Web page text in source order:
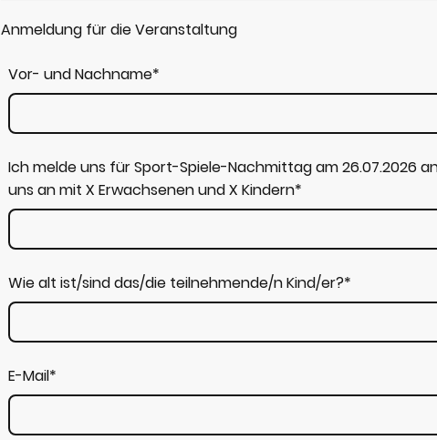
Anmeldung für die Veranstaltung
Vor- und Nachname*
Ich melde uns für Sport-Spiele-Nachmittag am 26.07.2026
uns an mit X Erwachsenen und X Kindern*
Wie alt ist/sind das/die teilnehmende/n Kind/er?*
E-Mail*